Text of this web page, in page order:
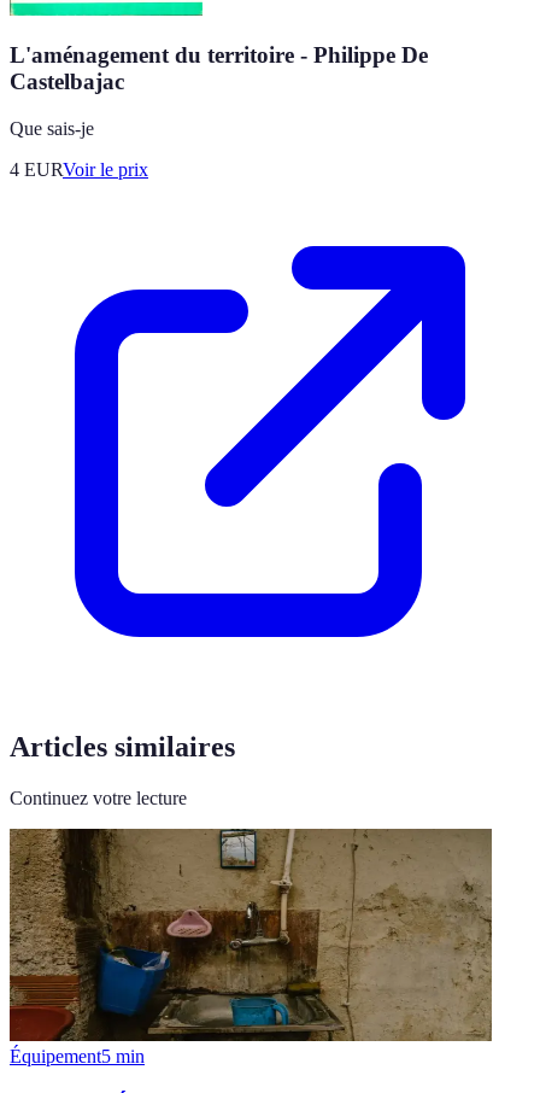
L'aménagement du territoire - Philippe De
Castelbajac
Que sais-je
4 EURVoir le prix
Articles similaires
Continuez votre lecture
Équipement5 min